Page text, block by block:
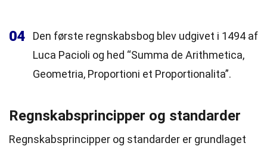
04
Den første regnskabsbog blev udgivet i 1494 af
Luca Pacioli og hed “Summa de Arithmetica,
Geometria, Proportioni et Proportionalita”.
Regnskabsprincipper og standarder
Regnskabsprincipper og standarder er grundlaget